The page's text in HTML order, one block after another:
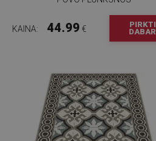
KAINA: 44.99 €
PIRKTI
DABAR